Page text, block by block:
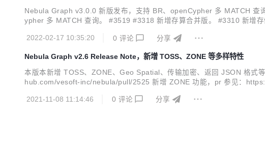
Nebula Graph v3.0.0 新版发布，支持 BR、openCypher 多 MATCH
ypher 多 MATCH 查询。 #3519 #3318 新增存算合并版。 #3310 新增
2022-02-17 10:35:20
0 评论 分享
Nebula Graph v2.6 Release Note，新增 TOSS、ZONE 等多样特性
本版本新增 TOSS、ZONE、Geo Spatial、传输加密、返回 JSON 格式
hub.com/vesoft-inc/nebula/pull/2525 新增 ZONE 功能，pr 参见：
2021-11-08 11:14:46
0 评论 分享